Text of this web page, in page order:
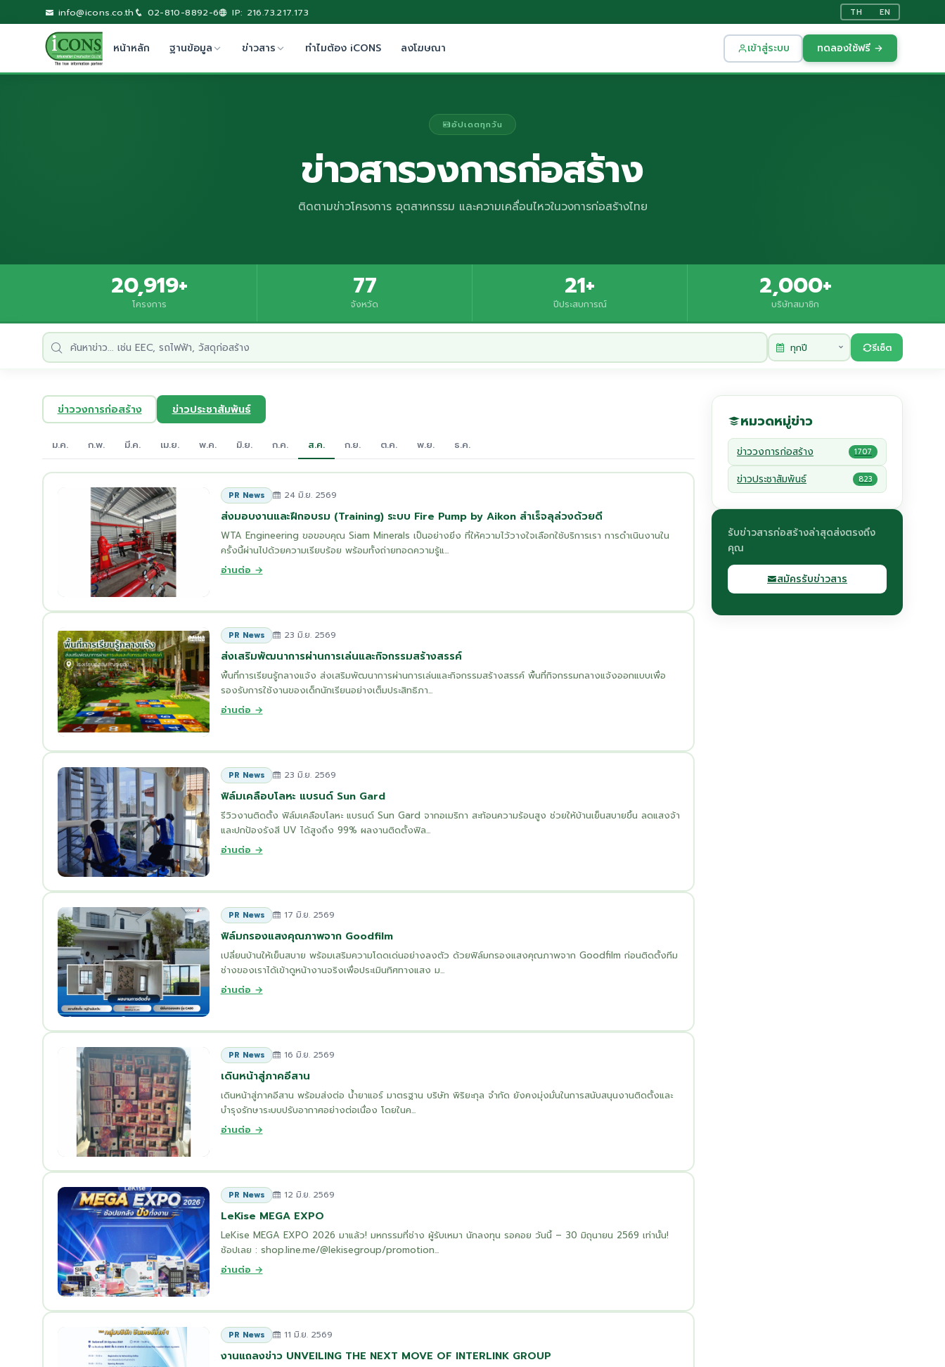
info@icons.co.th 02-810-8892-6 IP: 216.73.217.173 TH EN
หน้าหลัก ฐานข้อมูล ข่าวสาร ทำไมต้อง iCONS ลงโฆษณา เข้าสู่ระบบ ทดลองใช้ฟรี →
อัปเดตทุกวัน
ข่าวสารวงการก่อสร้าง
ติดตามข่าวโครงการ อุตสาหกรรม และความเคลื่อนไหวในวงการก่อสร้างไทย
20,919+
โครงการ
77
จังหวัด
21+
ปีประสบการณ์
2,000+
บริษัทสมาชิก
รีเซ็ต
ข่าววงการก่อสร้าง ข่าวประชาสัมพันธ์
ม.ค. ก.พ. มี.ค. เม.ย. พ.ค. มิ.ย. ก.ค. ส.ค. ก.ย. ต.ค. พ.ย. ธ.ค.
PR News 24 มิ.ย. 2569
ส่งมอบงานและฝึกอบรม (Training) ระบบ Fire Pump by Aikon สำเร็จลุล่วงด้วยดี
WTA Engineering ขอขอบคุณ Siam Minerals เป็นอย่างยิ่ง ที่ให้ความไว้วางใจเลือกใช้บริการเรา การดำเนินงานใน
ครั้งนี้ผ่านไปด้วยความเรียบร้อย พร้อมทั้งถ่ายทอดความรู้แ...
อ่านต่อ →
PR News 23 มิ.ย. 2569
ส่งเสริมพัฒนาการผ่านการเล่นและกิจกรรมสร้างสรรค์
พื้นที่การเรียนรู้กลางแจ้ง ส่งเสริมพัฒนาการผ่านการเล่นและกิจกรรมสร้างสรรค์ พื้นที่กิจกรรมกลางแจ้งออกแบบเพื่อ
รองรับการใช้งานของเด็กนักเรียนอย่างเต็มประสิทธิภา...
อ่านต่อ →
PR News 23 มิ.ย. 2569
ฟิล์มเคลือบโลหะ แบรนด์ Sun Gard
รีวิวงานติดตั้ง ฟิล์มเคลือบโลหะ แบรนด์ Sun Gard จากอเมริกา สะท้อนความร้อนสูง ช่วยให้บ้านเย็นสบายขึ้น ลดแสงจ้า
และปกป้องรังสี UV ได้สูงถึง 99% ผลงานติดตั้งฟิล...
อ่านต่อ →
PR News 17 มิ.ย. 2569
ฟิล์มกรองแสงคุณภาพจาก Goodfilm
เปลี่ยนบ้านให้เย็นสบาย พร้อมเสริมความโดดเด่นอย่างลงตัว ด้วยฟิล์มกรองแสงคุณภาพจาก Goodfilm ก่อนติดตั้งทีม
ช่างของเราได้เข้าดูหน้างานจริงเพื่อประเมินทิศทางแสง ม...
อ่านต่อ →
PR News 16 มิ.ย. 2569
เดินหน้าสู่ภาคอีสาน
เดินหน้าสู่ภาคอีสาน พร้อมส่งต่อ น้ำยาแอร์ มาตรฐาน บริษัท พิริยะกุล จำกัด ยังคงมุ่งมั่นในการสนับสนุนงานติดตั้งและ
บำรุงรักษาระบบปรับอากาศอย่างต่อเนื่อง โดยในค...
อ่านต่อ →
PR News 12 มิ.ย. 2569
LeKise MEGA EXPO
LeKise MEGA EXPO 2026 มาแล้ว! มหกรรมที่ช่าง ผู้รับเหมา นักลงทุน รอคอย วันนี้ – 30 มิถุนายน 2569 เท่านั้น!
ช้อปเลย : shop.line.me/@lekisegroup/promotion...
อ่านต่อ →
PR News 11 มิ.ย. 2569
งานแถลงข่าว UNVEILING THE NEXT MOVE OF INTERLINK GROUP
หมวดหมู่ข่าว
ข่าววงการก่อสร้าง 1707
ข่าวประชาสัมพันธ์ 823
รับข่าวสารก่อสร้างล่าสุดส่งตรงถึง
คุณ
สมัครรับข่าวสาร